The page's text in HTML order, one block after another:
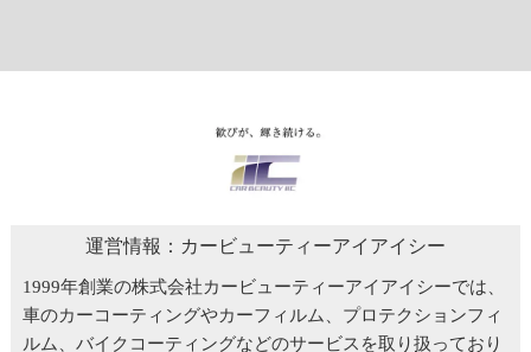
運営情報：カービューティーアイアイシー
1999年創業の株式会社カービューティーアイアイシーでは、
車のカーコーティングやカーフィルム、プロテクションフィ
ルム、バイクコーティングなどのサービスを取り扱っており